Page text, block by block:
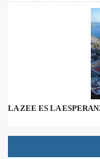
LA ZEE ES LA